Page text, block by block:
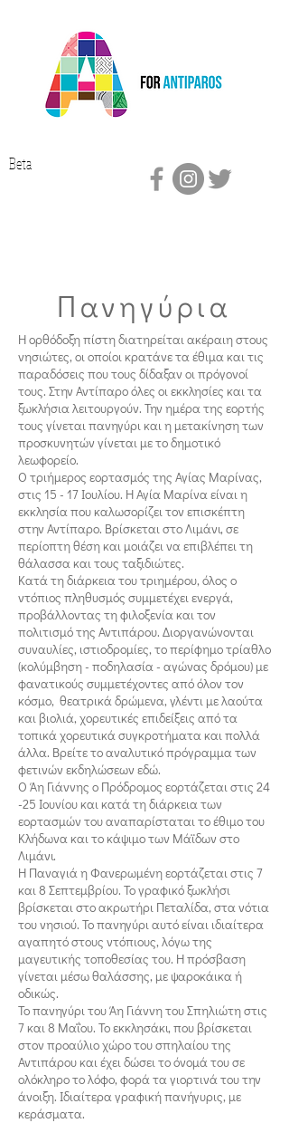
Beta
Πανηγύρια
Η ορθόδοξη πίστη διατηρείται ακέραιη στους
νησιώτες, οι οποίοι κρατάνε τα έθιμα και τις
παραδόσεις που τους δίδαξαν οι πρόγονοί
τους. Στην Αντίπαρο όλες οι εκκλησίες και τα
ξωκλήσια λειτουργούν. Την ημέρα της εορτής
τους γίνεται πανηγύρι και η μετακίνηση των
προσκυνητών γίνεται με το δημοτικό
λεωφορείο.
Ο τριήμερος εορτασμός της Αγίας Μαρίνας,
στις 15 - 17 Ιουλίου. Η Αγία Μαρίνα είναι η
εκκλησία που καλωσορίζει τον επισκέπτη
στην Αντίπαρο. Βρίσκεται στο Λιμάνι, σε
περίοπτη θέση και μοιάζει να επιβλέπει τη
θάλασσα και τους ταξιδιώτες.
Κατά τη διάρκεια του τριημέρου, όλος ο
ντόπιος πληθυσμός συμμετέχει ενεργά,
προβάλλοντας τη φιλοξενία και τον
πολιτισμό της Αντιπάρου. Διοργανώνονται
συναυλίες, ιστιοδρομίες, το περίφημο τρίαθλο
(κολύμβηση - ποδηλασία - αγώνας δρόμου) με
φανατικούς συμμετέχοντες από όλον τον
κόσμο, θεατρικά δρώμενα, γλέντι με λαούτα
και βιολιά, χορευτικές επιδείξεις από τα
τοπικά χορευτικά συγκροτήματα και πολλά
άλλα. Βρείτε το αναλυτικό πρόγραμμα των
φετινών εκδηλώσεων εδώ.
Ο Άη Γιάννης ο Πρόδρομος εορτάζεται στις 24
-25 Ιουνίου και κατά τη διάρκεια των
εορτασμών του αναπαρίσταται το έθιμο του
Κλήδωνα και το κάψιμο των Μάϊδων στο
Λιμάνι.
Η Παναγιά η Φανερωμένη εορτάζεται στις 7
και 8 Σεπτεμβρίου. Το γραφικό ξωκλήσι
βρίσκεται στο ακρωτήρι Πεταλίδα, στα νότια
του νησιού. Το πανηγύρι αυτό είναι ιδιαίτερα
αγαπητό στους ντόπιους, λόγω της
μαγευτικής τοποθεσίας του. Η πρόσβαση
γίνεται μέσω θαλάσσης, με ψαροκάικα ή
οδικώς.
Το πανηγύρι του Άη Γιάννη του Σπηλιώτη στις
7 και 8 Μαΐου. Το εκκλησάκι, που βρίσκεται
στον προαύλιο χώρο του σπηλαίου της
Αντιπάρου και έχει δώσει το όνομά του σε
ολόκληρο το λόφο, φορά τα γιορτινά του την
άνοιξη. Ιδιαίτερα γραφική πανήγυρις, με
κεράσματα.